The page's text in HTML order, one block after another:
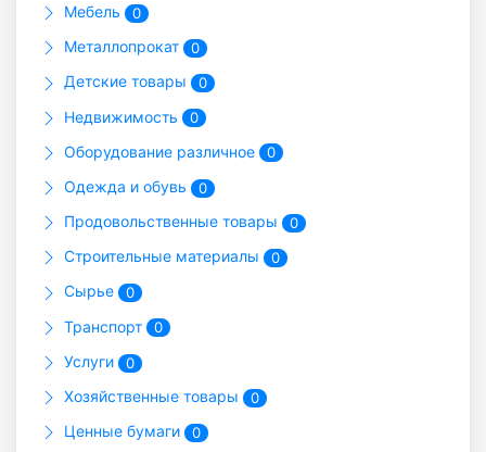
Мебель 0
Металлопрокат 0
Детские товары 0
Недвижимость 0
Оборудование различное 0
Одежда и обувь 0
Продовольственные товары 0
Строительные материалы 0
Сырье 0
Транспорт 0
Услуги 0
Хозяйственные товары 0
Ценные бумаги 0